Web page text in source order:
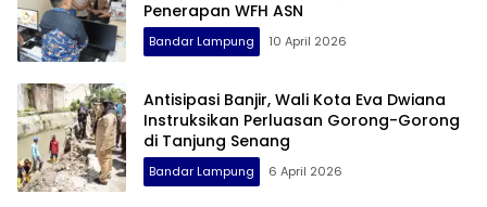
Penerapan WFH ASN
Bandar Lampung 10 April 2026
Antisipasi Banjir, Wali Kota Eva Dwiana
Instruksikan Perluasan Gorong-Gorong
di Tanjung Senang
Bandar Lampung 6 April 2026